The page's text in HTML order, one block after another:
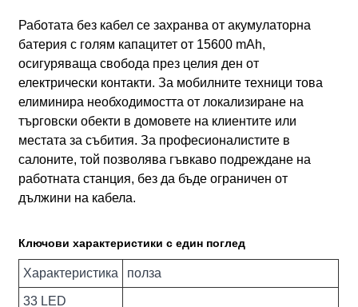
Работата без кабел се захранва от акумулаторна
батерия с голям капацитет от 15600 mAh,
осигуряваща свобода през целия ден от
електрически контакти. За мобилните техници това
елиминира необходимостта от локализиране на
търговски обекти в домовете на клиентите или
местата за събития. За професионалистите в
салоните, той позволява гъвкаво подреждане на
работната станция, без да бъде ограничен от
дължини на кабела.
Ключови характеристики с един поглед
Характеристика полза
33 LED